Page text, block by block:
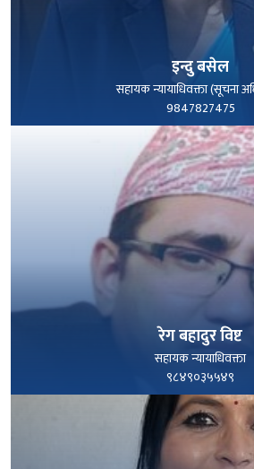
इन्दु बसेल
सहायक न्यायाधिवक्ता (सूचना
9847827475
पूरा हेर्नुहोस्
रेग बहादुर विष्ट
सहायक न्यायाधिवक्ता
९८४९०३५५४९
पूरा हेर्नुहोस्